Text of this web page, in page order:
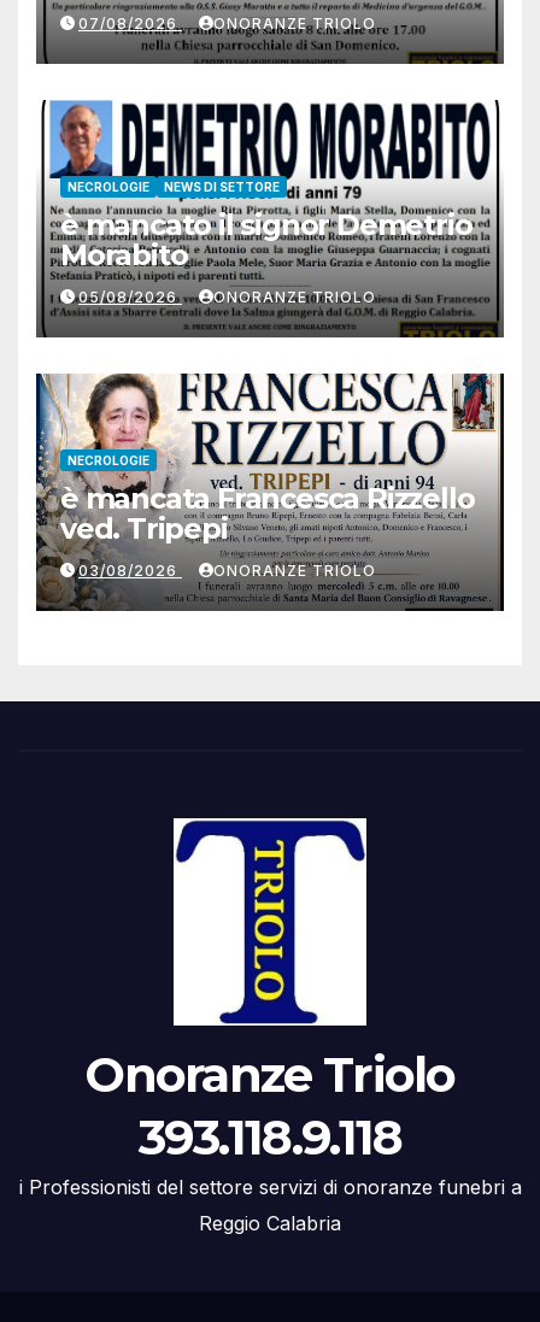
07/08/2026 ONORANZE TRIOLO
NECROLOGIE NEWS DI SETTORE
è mancato il signor Demetrio
Morabito
05/08/2026 ONORANZE TRIOLO
NECROLOGIE
è mancata Francesca Rizzello
ved. Tripepi
03/08/2026 ONORANZE TRIOLO
Onoranze Triolo
393.118.9.118
i Professionisti del settore servizi di onoranze funebri a
Reggio Calabria